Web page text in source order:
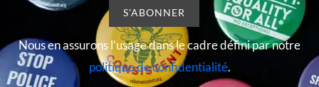
Nous en assurons l’usage dans le cadre défini par notre
politique de confidentialité.